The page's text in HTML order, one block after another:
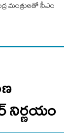
మంత్రులతో సీఎం
నిర్ణయం